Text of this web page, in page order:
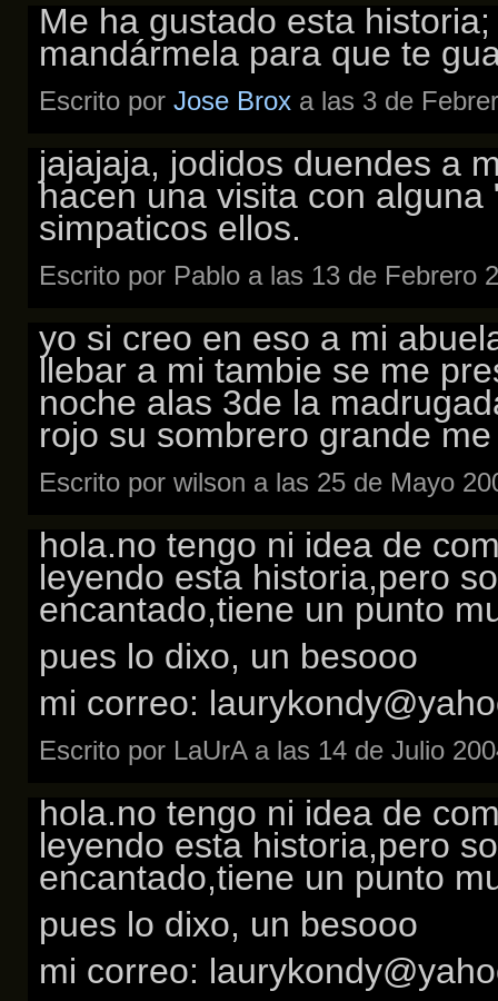
Me ha gustado esta
mandármela para que te
Escrito por Jose Brox a las 3 de
jajajaja, jodidos duendes a
hacen una visita con
simpaticos ellos.
Escrito por Pablo a las 13 de Febrero
yo si creo en eso a mi
llebar a mi tambie se me
noche alas 3de la
rojo su sombrero grande
Escrito por wilson a las 25 de Mayo
hola.no tengo ni idea de
leyendo esta historia,pero
encantado,tiene un punto
pues lo dixo, un besooo
mi correo:
Escrito por LaUrA a las 14 de Julio
hola.no tengo ni idea de
leyendo esta historia,pero
encantado,tiene un punto
pues lo dixo, un besooo
mi correo: